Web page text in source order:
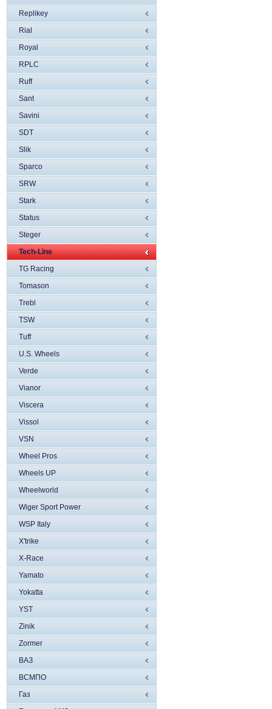
Replikey
Rial
Royal
RPLC
Ruff
Sant
Savini
SDT
Slik
Sparco
SRW
Stark
Status
Steger
Tech-Line
TG Racing
Tomason
Trebl
TSW
Tuff
U.S. Wheels
Verde
Vianor
Viscera
Vissol
VSN
Wheel Pros
Wheels UP
Wheelworld
Wiger Sport Power
WSP Italy
X'trike
X-Race
Yamato
Yokatta
YST
Zinik
Zormer
ВАЗ
ВСМПО
Газ